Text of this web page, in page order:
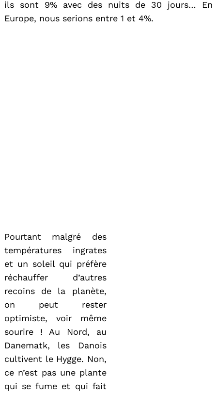
ils sont 9% avec des nuits de 30 jours… En
Europe, nous serions entre 1 et 4%.
Pourtant malgré des
températures ingrates
et un soleil qui préfère
réchauffer d’autres
recoins de la planète,
on peut rester
optimiste, voir même
sourire ! Au Nord, au
Danematk, les Danois
cultivent le Hygge. Non,
ce n’est pas une plante
qui se fume et qui fait